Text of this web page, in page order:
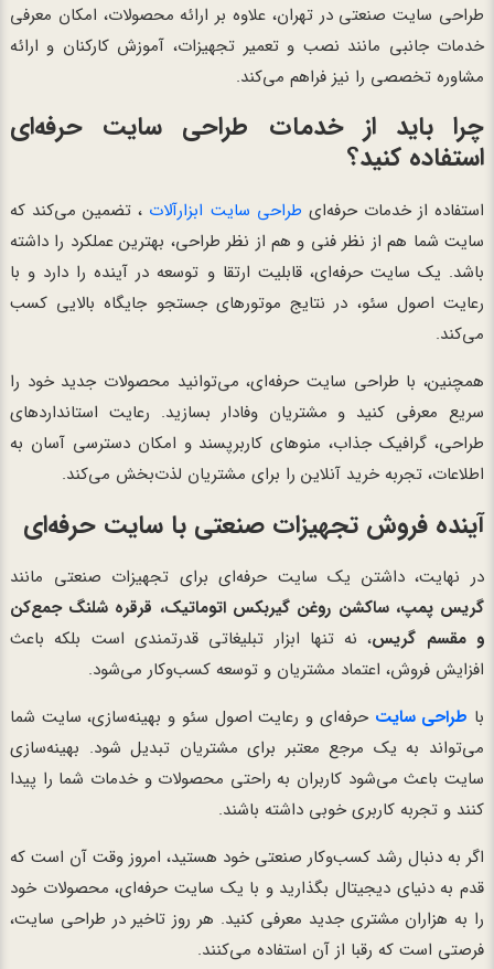
طراحی سایت صنعتی در تهران، علاوه بر ارائه محصولات، امکان معرفی
خدمات جانبی مانند نصب و تعمیر تجهیزات، آموزش کارکنان و ارائه
مشاوره تخصصی را نیز فراهم می‌کند.
چرا باید از خدمات طراحی سایت حرفه‌ای
استفاده کنید؟
استفاده از خدمات حرفه‌ای طراحی سایت ابزارآلات ، تضمین می‌کند که
سایت شما هم از نظر فنی و هم از نظر طراحی، بهترین عملکرد را داشته
باشد. یک سایت حرفه‌ای، قابلیت ارتقا و توسعه در آینده را دارد و با
رعایت اصول سئو، در نتایج موتورهای جستجو جایگاه بالایی کسب
می‌کند.
همچنین، با طراحی سایت حرفه‌ای، می‌توانید محصولات جدید خود را
سریع معرفی کنید و مشتریان وفادار بسازید. رعایت استانداردهای
طراحی، گرافیک جذاب، منوهای کاربرپسند و امکان دسترسی آسان به
اطلاعات، تجربه خرید آنلاین را برای مشتریان لذت‌بخش می‌کند.
آینده فروش تجهیزات صنعتی با سایت حرفه‌ای
در نهایت، داشتن یک سایت حرفه‌ای برای تجهیزات صنعتی مانند
گریس پمپ، ساکشن روغن گیربکس اتوماتیک، قرقره شلنگ جمع‌کن
و مقسم گریس، نه تنها ابزار تبلیغاتی قدرتمندی است بلکه باعث
افزایش فروش، اعتماد مشتریان و توسعه کسب‌وکار می‌شود.
با طراحی سایت حرفه‌ای و رعایت اصول سئو و بهینه‌سازی، سایت شما
می‌تواند به یک مرجع معتبر برای مشتریان تبدیل شود. بهینه‌سازی
سایت باعث می‌شود کاربران به راحتی محصولات و خدمات شما را پیدا
کنند و تجربه کاربری خوبی داشته باشند.
اگر به دنبال رشد کسب‌وکار صنعتی خود هستید، امروز وقت آن است که
قدم به دنیای دیجیتال بگذارید و با یک سایت حرفه‌ای، محصولات خود
را به هزاران مشتری جدید معرفی کنید. هر روز تاخیر در طراحی سایت،
فرصتی است که رقبا از آن استفاده می‌کنند.